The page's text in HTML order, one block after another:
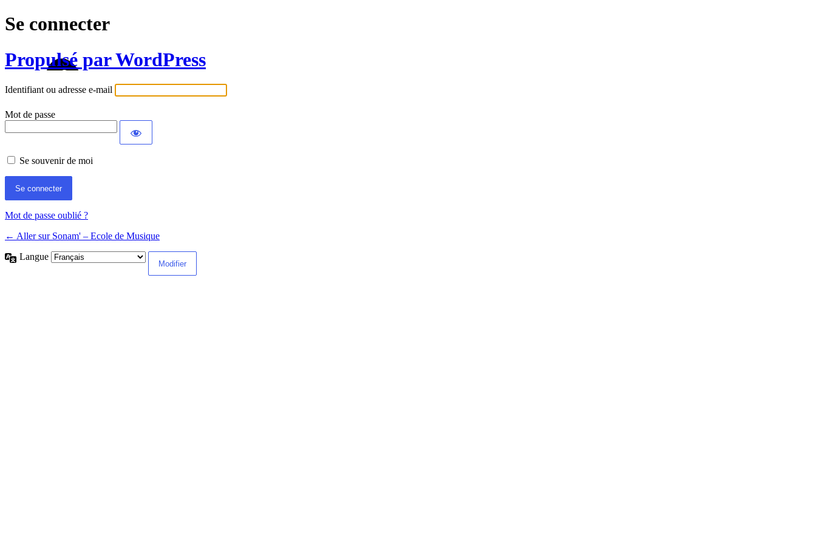
Se connecter
Propulsé par WordPress
Identifiant ou adresse e-mail
Mot de passe
Se souvenir de moi
Mot de passe oublié ?
← Aller sur Sonam' – Ecole de Musique
Langue